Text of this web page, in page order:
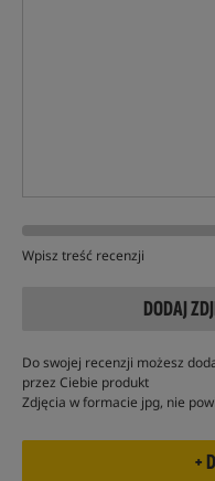
Wpisz treść recenzji
DODAJ
Do swojej recenzji możesz
przez Ciebie produkt
Zdjęcia w formacie jpg, nie